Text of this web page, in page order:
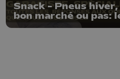
Snack - Pneus
bon marché ou pas: le n°1 des pneus
nous livre ses